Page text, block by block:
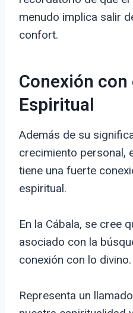
menudo implica salir
confort.
Conexión
Espiritual
Además de su
crecimiento personal,
tiene una fuerte
espiritual.
En la Cábala, se cree
asociado con la
conexión con lo divino.
Representa un